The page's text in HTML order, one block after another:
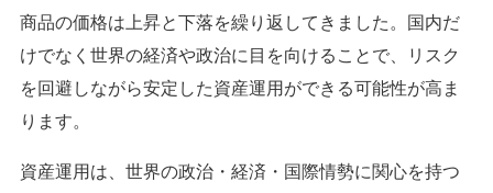
商品の価格は上昇と下落を繰り返してきました。国内だ
けでなく世界の経済や政治に目を向けることで、リスク
を回避しながら安定した資産運用ができる可能性が高ま
ります。
資産運用は、世界の政治・経済・国際情勢に関心を持つ